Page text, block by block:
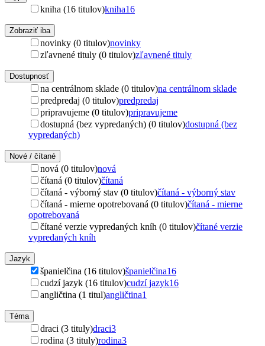
kniha (16 titulov)kniha16
Zobraziť iba
novinky (0 titulov)novinky
zľavnené tituly (0 titulov)zľavnené tituly
Dostupnosť
na centrálnom sklade (0 titulov)na centrálnom sklade
predpredaj (0 titulov)predpredaj
pripravujeme (0 titulov)pripravujeme
dostupná (bez vypredaných) (0 titulov)dostupná (bez
vypredaných)
Nové / čítané
nová (0 titulov)nová
čítaná (0 titulov)čítaná
čítaná - výborný stav (0 titulov)čítaná - výborný stav
čítaná - mierne opotrebovaná (0 titulov)čítaná - mierne
opotrebovaná
čítané verzie vypredaných kníh (0 titulov)čítané verzie
vypredaných kníh
Jazyk
španielčina (16 titulov)španielčina16
cudzí jazyk (16 titulov)cudzí jazyk16
angličtina (1 titul)angličtina1
Téma
draci (3 tituly)draci3
rodina (3 tituly)rodina3